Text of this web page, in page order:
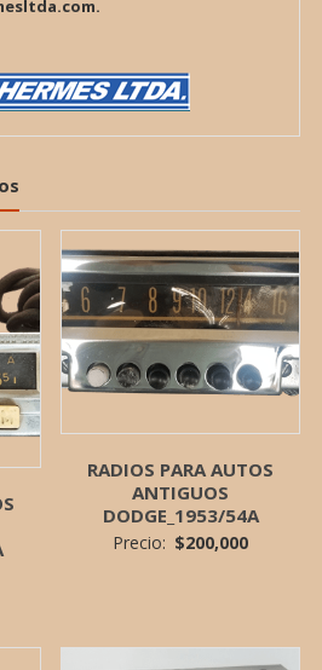
RADIOS PARA AUTOS
ANTIGUOS
DODGE_1953/54A
Precio: $200,000